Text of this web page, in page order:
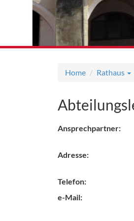
Home Rathaus
Ansprechpartner:
Adresse:
Telefon:
e-Mail: